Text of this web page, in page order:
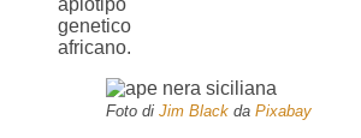
genetico
africano.
Foto di Jim Black da Pixabay